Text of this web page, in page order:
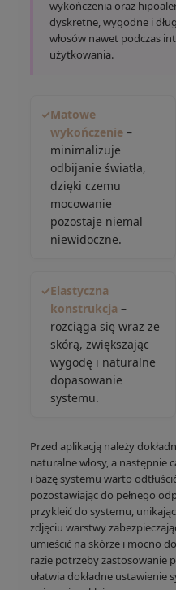
wykończenia oraz
dyskretne, wygodne i
włosów nawet podczas
użytkowania.
✓Matowe
wykończenie –
minimalizuje
odbijanie światła,
dzięki czemu
mocowanie
pozostaje niemal
niewidoczne.
✓Elastyczna
konstrukcja –
rozciąga się wraz ze
skórą, zwiększając
wygodę i naturalne
dopasowanie
systemu.
Przed aplikacją należy
naturalne włosy, a następnie
i bazę systemu warto
pozostawiając do pełnego
przykleić do systemu,
zdjęciu warstwy
umieścić na skórze i mocno
razie potrzeby zastosowanie
ułatwia dokładne ustawienie